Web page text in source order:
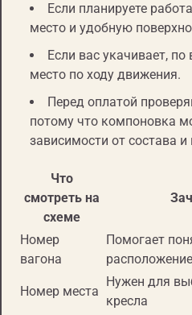
Если планируете
место и удобную
Если вас укачивает,
место по ходу движения.
Перед оплатой
потому что компоновка
зависимости от состава и
Что
смотреть на
схеме
Номер
вагона
Помогает
Номер места
Нужен для
кресла